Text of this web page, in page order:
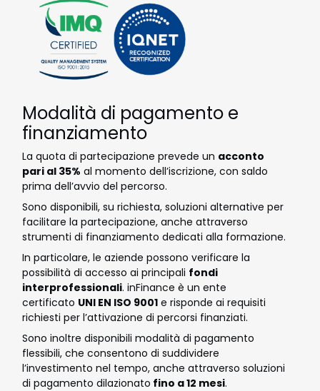
Modalità di pagamento e
finanziamento
La quota di partecipazione prevede un acconto
pari al 35% al momento dell’iscrizione, con saldo
prima dell’avvio del percorso.
Sono disponibili, su richiesta, soluzioni alternative per
facilitare la partecipazione, anche attraverso
strumenti di finanziamento dedicati alla formazione.
In particolare, le aziende possono verificare la
possibilità di accesso ai principali fondi
interprofessionali. inFinance è un ente
certificato UNI EN ISO 9001 e risponde ai requisiti
richiesti per l’attivazione di percorsi finanziati.
Sono inoltre disponibili modalità di pagamento
flessibili, che consentono di suddividere
l’investimento nel tempo, anche attraverso soluzioni
di pagamento dilazionato fino a 12 mesi.